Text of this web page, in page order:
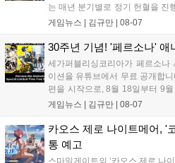
는 매년 분기별로 정기 헌혈을 진
고 있으며, 이번 행사에는 영화진
따뜻한 실천에 참여한 모든 임직
확산에 앞장섰습니다....
게임뉴스 | 김규만 08-07
30주년 기념! '페르소나' 애
세가퍼블리싱코리아가 페르소나
이션을 유튜브에서 무료 공개합
편을 시작으로, 8월 18일부터 9
월 15일부터 10월 14일까지 페르
영상 및 대형 전광판에 소개될 예
게임뉴스 | 김규만 08-07
카오스 제로 나이트메어, '
통 예고
스마일게이트의 ‘카오스 제로 나